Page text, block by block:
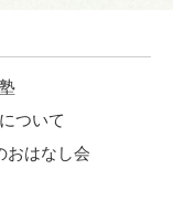
ついて
おはなし会